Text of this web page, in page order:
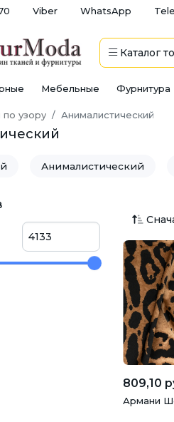
Viber WhatsApp
Каталог
Мебельные Фурнитура
по узору Анималистический
Анималистический
Огурцы
809,10
Армани